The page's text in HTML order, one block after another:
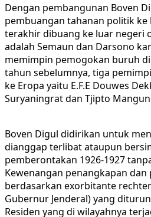
Dengan pembangunan Boven
pembuangan tahanan politik ke
terakhir dibuang ke luar negeri
adalah Semaun dan Darsono
memimpin pemogokan buruh di
tahun sebelumnya, tiga
ke Eropa yaitu E.F.E Douwes
Suryaningrat dan Tjipto
Boven Digul didirikan untuk
dianggap terlibat ataupun
pemberontakan 1926-1927
Kewenangan penangkapan dan
berdasarkan exorbitante
Gubernur Jenderal) yang
Residen yang di wilayahnya